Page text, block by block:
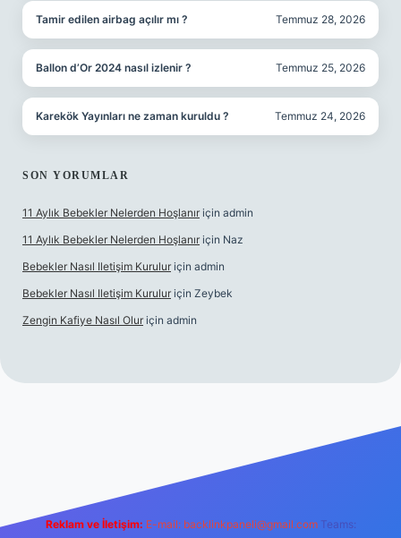
Tamir edilen airbag açılır mı ? Temmuz 28, 2026
Ballon d’Or 2024 nasıl izlenir ? Temmuz 25, 2026
Karekök Yayınları ne zaman kuruldu ? Temmuz 24, 2026
SON YORUMLAR
11 Aylık Bebekler Nelerden Hoşlanır için admin
11 Aylık Bebekler Nelerden Hoşlanır için Naz
Bebekler Nasıl Iletişim Kurulur için admin
Bebekler Nasıl Iletişim Kurulur için Zeybek
Zengin Kafiye Nasıl Olur için admin
Reklam ve İletişim: E-mail: backlinkpaneli@gmail.com Teams: